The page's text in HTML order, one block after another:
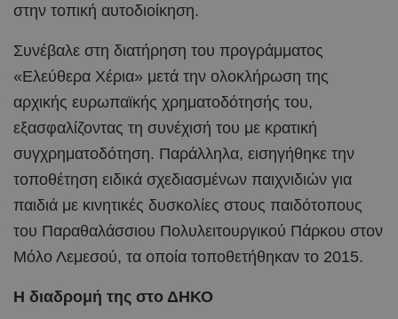
στην τοπική αυτοδιοίκηση.
Συνέβαλε στη διατήρηση του προγράμματος
«Ελεύθερα Χέρια» μετά την ολοκλήρωση της
αρχικής ευρωπαϊκής χρηματοδότησής του,
εξασφαλίζοντας τη συνέχισή του με κρατική
συγχρηματοδότηση. Παράλληλα, εισηγήθηκε την
τοποθέτηση ειδικά σχεδιασμένων παιχνιδιών για
παιδιά με κινητικές δυσκολίες στους παιδότοπους
του Παραθαλάσσιου Πολυλειτουργικού Πάρκου στον
Μόλο Λεμεσού, τα οποία τοποθετήθηκαν το 2015.
Η διαδρομή της στο ΔΗΚΟ